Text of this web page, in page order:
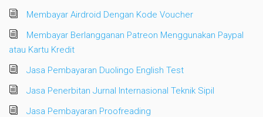
Membayar Airdroid Dengan Kode Voucher
Membayar Berlangganan Patreon Menggunakan Paypal
atau Kartu Kredit
Jasa Pembayaran Duolingo English Test
Jasa Penerbitan Jurnal Internasional Teknik Sipil
Jasa Pembayaran Proofreading